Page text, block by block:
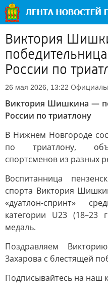
Виктория
России по
26 мая 2026, 13:22
Виктория Шишкина —
России по триатлону
В Нижнем Новгороде
по триатлону,
спортсменов из разных
Воспитанница
спорта Виктория
«дуатлон-спринт»
категории U23 (18–23
медаль.
Поздравляем
Захарова с блестящей
Подписывайтесь на наш